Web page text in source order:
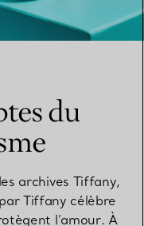
du
archives Tiffany,
Tiffany célèbre
l’amour. À